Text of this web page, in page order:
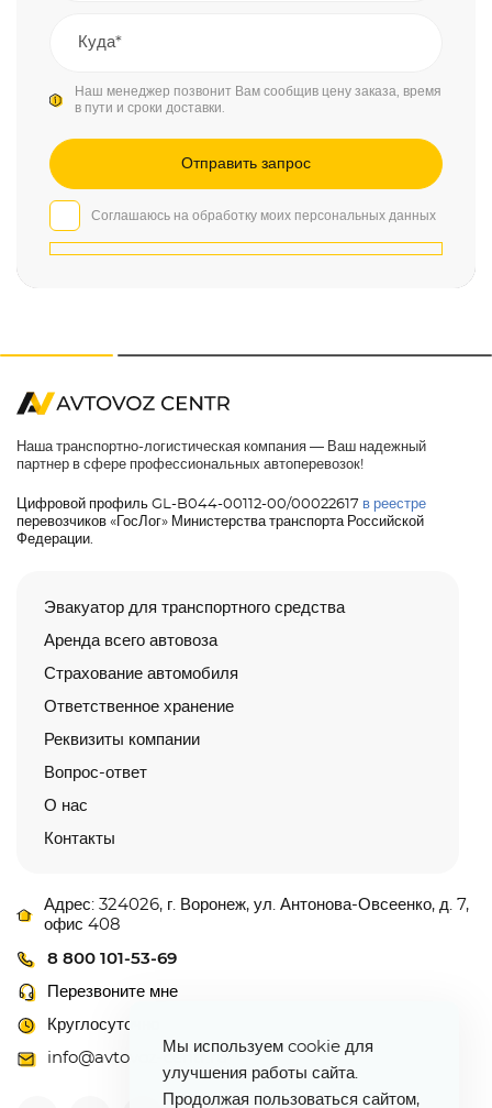
Наш менеджер позвонит Вам сообщив цену заказа, время
в пути и сроки доставки.
Соглашаюсь на обработку моих персональных данных
Наша транспортно-логистическая компания — Ваш надежный
партнер в сфере профессиональных автоперевозок!
Цифровой профиль GL-B044-00112-00/00022617 в реестре
перевозчиков «ГосЛог» Министерства транспорта Российской
Федерации.
Эвакуатор для транспортного средства
Аренда всего автовоза
Страхование автомобиля
Ответственное хранение
Реквизиты компании
Вопрос-ответ
О нас
Контакты
Адрес: 324026, г. Воронеж, ул. Антонова-Овсеенко, д. 7,
офис 408
8 800 101-53-69
Перезвоните мне
Круглосуточно
info@avtovoz-centr.ru
Мы используем cookie для
улучшения работы сайта.
Продолжая пользоваться сайтом,